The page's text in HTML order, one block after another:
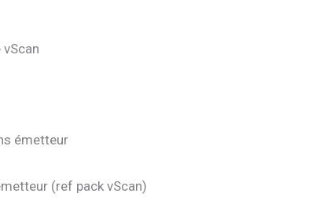
émetteur
(ref pack vScan)